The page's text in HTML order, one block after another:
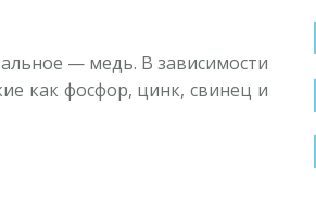
— медь. В зависимости
как фосфор, цинк, свинец и